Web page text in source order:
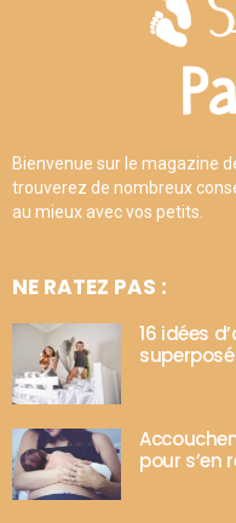
Bienvenue sur le magazine
trouverez de nombreux
au mieux avec vos petits.
NE RATEZ PAS :
16 idées
pour s’en